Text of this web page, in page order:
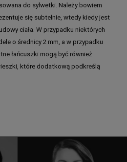
do sylwetki. Należy bowiem
się subtelnie, wtedy kiedy jest
ciała. W przypadku niektórych
o średnicy 2 mm, a w przypadku
łańcuszki mogą być również
które dodatkową podkreślą